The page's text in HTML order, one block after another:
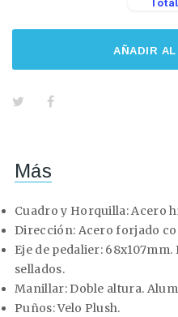
AÑADIR
Más
Cuadro y Horquilla:Acero
Dirección: Acero forjado
Eje de pedalier: 68x107mm.
sellados.
Manillar:Doble altura.
Puños:Velo Plush.